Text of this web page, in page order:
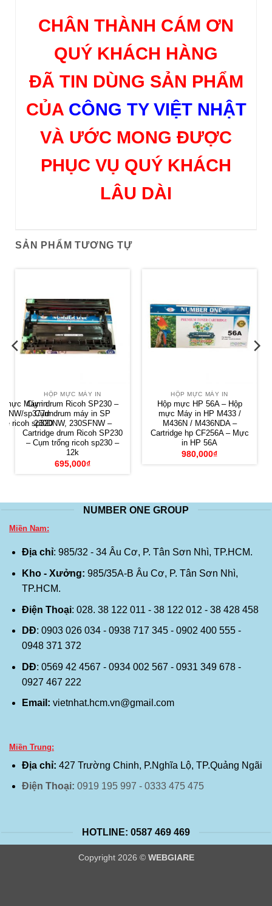
CHÂN THÀNH CÁM ƠN
QUÝ KHÁCH HÀNG
ĐÃ TIN DÙNG SẢN PHẨM
CỦA CÔNG TY VIỆT NHẬT
VÀ ƯỚC MONG ĐƯỢC
PHỤC VỤ QUÝ KHÁCH
LÂU DÀI
SẢN PHẨM TƯƠNG TỰ
HỘP MỰC MÁY IN
Cụm drum Ricoh SP230 –
Cụm drum máy in SP
230DNW, 230SFNW –
Cartridge drum Ricoh SP230
– Cụm trống ricoh sp230 –
12k
695,000₫
HỘP MỰC MÁY IN
Hộp mực HP 56A – Hộp
mực Máy in HP M433 /
M436N / M436NDA –
Cartridge hp CF256A – Mực
in HP 56A
980,000₫
mực Máy in
sp377dn
ricoh sp320
NUMBER ONE GROUP
Miền Nam:
Địa chỉ: 985/32 - 34 Âu Cơ, P. Tân Sơn Nhì, TP.HCM.
Kho - Xưởng: 985/35A-B Âu Cơ, P. Tân Sơn Nhì,
TP.HCM.
Điện Thoại: 028. 38 122 011 - 38 122 012 - 38 428 458
DĐ: 0903 026 034 - 0938 717 345 - 0902 400 555 -
0948 371 372
DĐ: 0569 42 4567 - 0934 002 567 - 0931 349 678 -
0927 467 222
Email: vietnhat.hcm.vn@gmail.com
Miền Trung:
Địa chỉ: 427 Trường Chinh, P.Nghĩa Lộ, TP.Quảng Ngãi
Điện Thoại: 0919 195 997 - 0333 475 475
HOTLINE: 0587 469 469
Copyright 2026 © WEBGIARE